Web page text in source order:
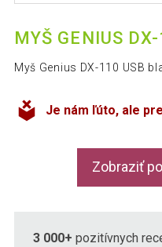
MYŠ GENIUS
Myš Genius DX-110 USB
Je nám ľúto, ale
Zobraziť
3 000+ pozitívnych